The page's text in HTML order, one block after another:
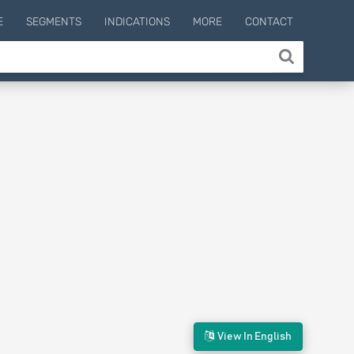
SEGMENTS INDICATIONS MORE CONTACT
View In English